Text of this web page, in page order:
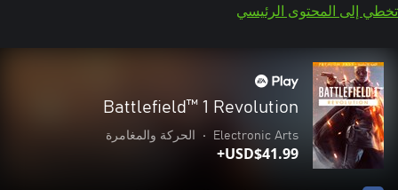
تخطي إلى المحتوى الرئيسي
Battlefield™ 1 Revolution
Electronic Arts
• الحركة والمغامرة
USD$41.99+